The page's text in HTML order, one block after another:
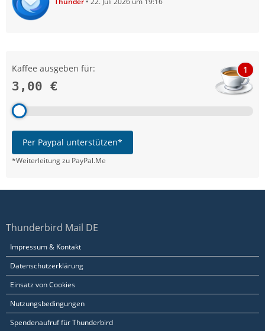
Kaffee ausgeben für:
3,00 €
1
Per Paypal unterstützen*
*Weiterleitung zu PayPal.Me
Thunderbird Mail DE
Impressum & Kontakt
Datenschutzerklärung
Einsatz von Cookies
Nutzungsbedingungen
Spendenaufruf für Thunderbird